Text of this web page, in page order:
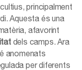
principalment
Aquesta és una
afavorint
dels camps. Ara
anomenats
per diferents